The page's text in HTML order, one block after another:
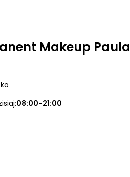
Makeup Paula
08:00-21:00